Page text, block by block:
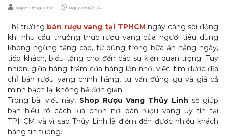
Ngọc Cường Wine Ngày 22/01/2026
Thị trường bán rượu vang tại TPHCM ngày càng sôi động
khi nhu cầu thưởng thức rượu vang của người tiêu dùng
không ngừng tăng cao, từ dùng trong bữa ăn hằng ngày,
tiếp khách, biếu tặng cho đến các sự kiện quan trọng. Tuy
nhiên, giữa hàng trăm cửa hàng lớn nhỏ, việc tìm được địa
chỉ bán rượu vang chính hãng, tư vấn đúng gu và giá cả
minh bạch lại không hề đơn giản.
Trong bài viết này, Shop Rượu Vang Thủy Linh sẽ giúp
bạn hiểu rõ cách lựa chọn nơi bán rượu vang uy tín tại
TPHCM và vì sao Thủy Linh là điểm đến được nhiều khách
hàng tin tưởng.